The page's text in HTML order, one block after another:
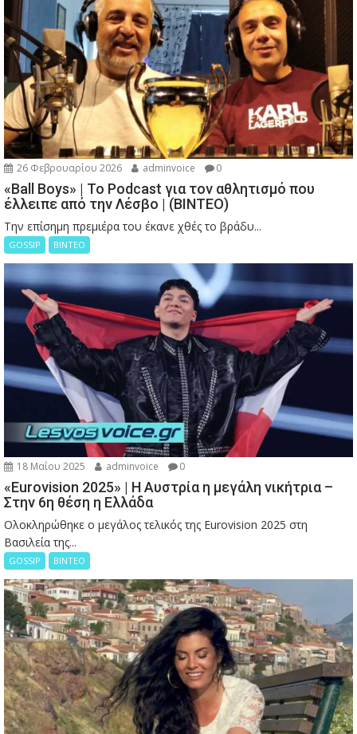
26 Φεβρουαρίου 2026 adminvoice 0
«Ball Boys» | Το Podcast για τον αθλητισμό που
έλλειπε από την Λέσβο | (ΒΙΝΤΕΟ)
Την επίσημη πρεμιέρα του έκανε χθές το βράδυ...
GOSSIP ΒΙΝΤΕΟ
18 Μαΐου 2025 adminvoice 0
«Eurovision 2025» | Η Αυστρία η μεγάλη νικήτρια –
Στην 6η θέση η Ελλάδα
Ολοκληρώθηκε ο μεγάλος τελικός της Eurovision 2025 στη
Βασιλεία της...
GOSSIP ΒΙΝΤΕΟ